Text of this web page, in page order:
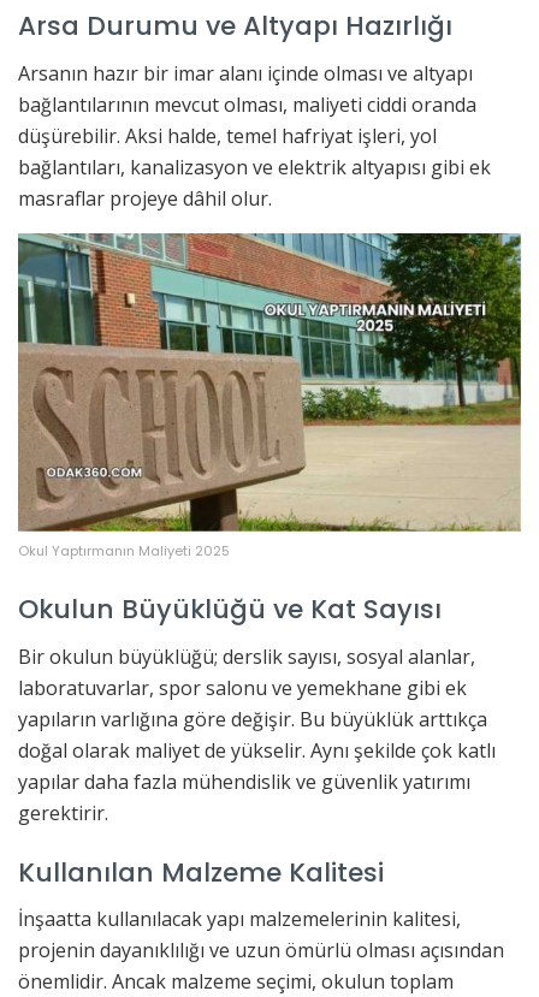
Arsa Durumu ve Altyapı Hazırlığı
Arsanın hazır bir imar alanı içinde olması ve altyapı
bağlantılarının mevcut olması, maliyeti ciddi oranda
düşürebilir. Aksi halde, temel hafriyat işleri, yol
bağlantıları, kanalizasyon ve elektrik altyapısı gibi ek
masraflar projeye dâhil olur.
Okul Yaptırmanın Maliyeti 2025
Okulun Büyüklüğü ve Kat Sayısı
Bir okulun büyüklüğü; derslik sayısı, sosyal alanlar,
laboratuvarlar, spor salonu ve yemekhane gibi ek
yapıların varlığına göre değişir. Bu büyüklük arttıkça
doğal olarak maliyet de yükselir. Aynı şekilde çok katlı
yapılar daha fazla mühendislik ve güvenlik yatırımı
gerektirir.
Kullanılan Malzeme Kalitesi
İnşaatta kullanılacak yapı malzemelerinin kalitesi,
projenin dayanıklılığı ve uzun ömürlü olması açısından
önemlidir. Ancak malzeme seçimi, okulun toplam